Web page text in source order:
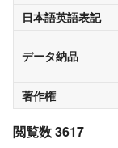
日本語英語表記
データ納品
著作権
閲覧数 3617